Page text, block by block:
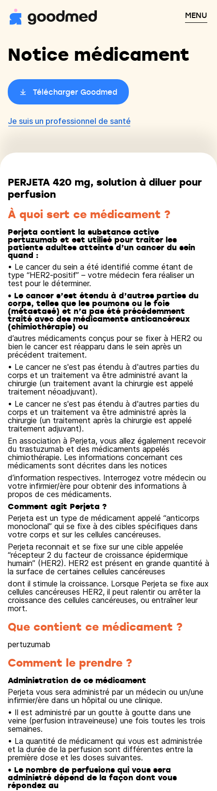
MENU
Notice médicament
Télécharger Goodmed
Je suis un professionnel de santé
PERJETA 420 mg, solution à diluer pour
perfusion
À quoi sert ce médicament ?
Perjeta contient la substance active
pertuzumab et est utilisé pour traiter les
patients adultes atteints d’un cancer du sein
quand :
• Le cancer du sein a été identifié comme étant de
type “HER2-positif” – votre médecin fera réaliser un
test pour le déterminer.
• Le cancer s’est étendu à d’autres parties du
corps, telles que les poumons ou le foie
(métastasé) et n’a pas été précédemment
traité avec des médicaments anticancéreux
(chimiothérapie) ou
d’autres médicaments conçus pour se fixer à HER2 ou
bien le cancer est réapparu dans le sein après un
précédent traitement.
• Le cancer ne s'est pas étendu à d'autres parties du
corps et un traitement va être administré avant la
chirurgie (un traitement avant la chirurgie est appelé
traitement néoadjuvant).
• Le cancer ne s'est pas étendu à d'autres parties du
corps et un traitement va être administré après la
chirurgie (un traitement après la chirurgie est appelé
traitement adjuvant).
En association à Perjeta, vous allez également recevoir
du trastuzumab et des médicaments appelés
chimiothérapie. Les informations concernant ces
médicaments sont décrites dans les notices
d’information respectives. Interrogez votre médecin ou
votre infirmier/ère pour obtenir des informations à
propos de ces médicaments.
Comment agit Perjeta ?
Perjeta est un type de médicament appelé “anticorps
monoclonal” qui se fixe à des cibles spécifiques dans
votre corps et sur les cellules cancéreuses.
Perjeta reconnait et se fixe sur une cible appelée
“récepteur 2 du facteur de croissance épidermique
humain” (HER2). HER2 est présent en grande quantité à
la surface de certaines cellules cancéreuses
dont il stimule la croissance. Lorsque Perjeta se fixe aux
cellules cancéreuses HER2, il peut ralentir ou arrêter la
croissance des cellules cancéreuses, ou entraîner leur
mort.
Que contient ce médicament ?
pertuzumab
Comment le prendre ?
Administration de ce médicament
Perjeta vous sera administré par un médecin ou un/une
infirmier/ère dans un hôpital ou une clinique.
• Il est administré par un goutte à goutte dans une
veine (perfusion intraveineuse) une fois toutes les trois
semaines.
• La quantité de médicament qui vous est administrée
et la durée de la perfusion sont différentes entre la
première dose et les doses suivantes.
• Le nombre de perfusions qui vous sera
administré dépend de la façon dont vous
répondez au